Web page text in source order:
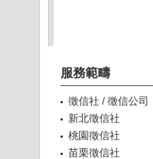
服務範疇
徵信社 / 徵信公司
新北徵信社
桃園徵信社
苗栗徵信社